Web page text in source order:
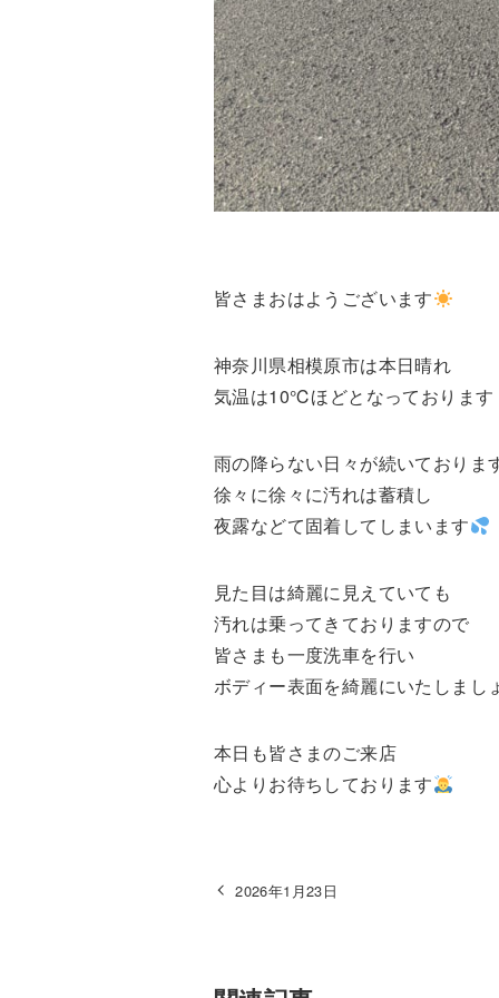
皆さまおはようございます
神奈川県相模原市は本日晴れ
気温は10℃ほどとなっております
雨の降らない日々が続いておりま
徐々に徐々に汚れは蓄積し
夜露などて固着してしまいます
見た目は綺麗に見えていても
汚れは乗ってきておりますので
皆さまも一度洗車を行い
ボディー表面を綺麗にいたしまし
本日も皆さまのご来店
心よりお待ちしております
2026年1月23日